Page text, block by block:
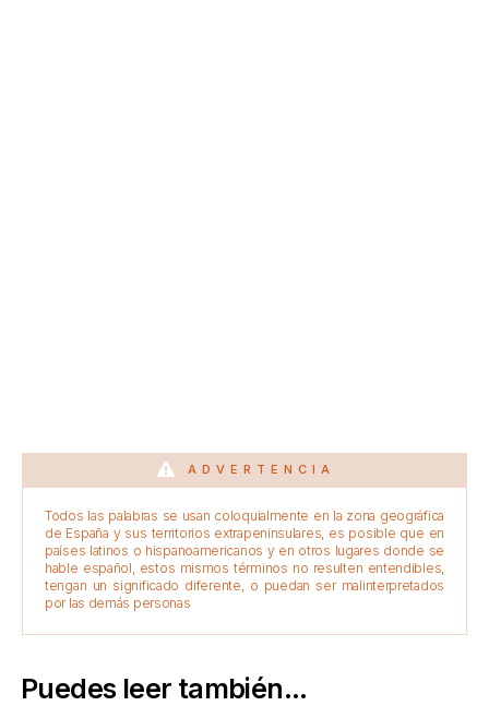
ADVERTENCIA
Todos las palabras se usan coloquialmente en la zona geográfica
de España y sus territorios extrapeninsulares, es posible que en
países latinos o hispanoamericanos y en otros lugares donde se
hable español, estos mismos términos no resulten entendibles,
tengan un significado diferente, o puedan ser malinterpretados
por las demás personas
Puedes leer también...